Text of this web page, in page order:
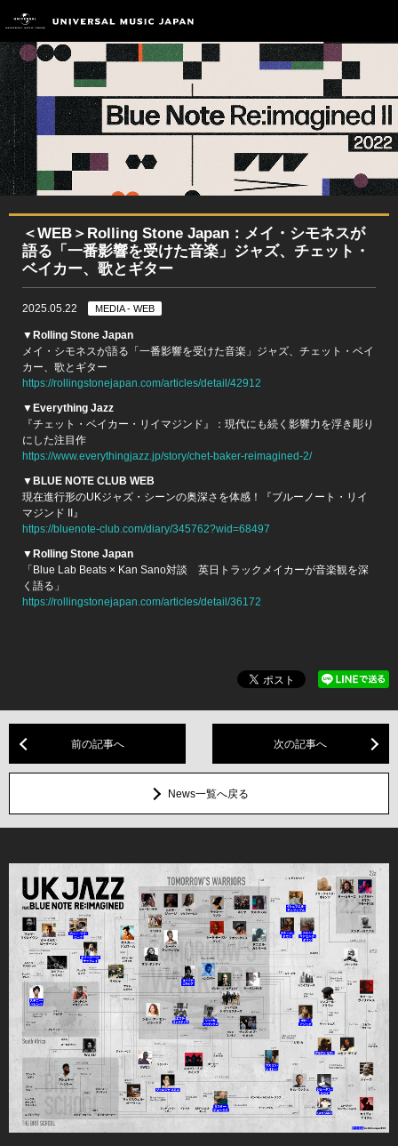
＜WEB＞Rolling Stone Japan：メイ・シモネスが
語る「一番影響を受けた音楽」ジャズ、チェット・
ベイカー、歌とギター
2025.05.22 MEDIA - WEB
▼Rolling Stone Japan
メイ・シモネスが語る「一番影響を受けた音楽」ジャズ、チェット・ベイ
カー、歌とギター
https://rollingstonejapan.com/articles/detail/42912
▼Everything Jazz
『チェット・ベイカー・リイマジンド』：現代にも続く影響力を浮き彫り
にした注目作
https://www.everythingjazz.jp/story/chet-baker-reimagined-2/
▼BLUE NOTE CLUB WEB
現在進行形のUKジャズ・シーンの奥深さを体感！『ブルーノート・リイ
マジンド II』
https://bluenote-club.com/diary/345762?wid=68497
▼Rolling Stone Japan
「Blue Lab Beats × Kan Sano対談 英日トラックメイカーが音楽観を深
く語る」
https://rollingstonejapan.com/articles/detail/36172
前の記事へ 次の記事へ
News一覧へ戻る